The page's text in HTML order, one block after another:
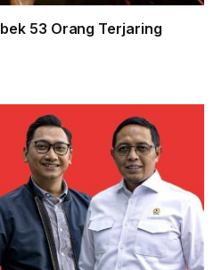
53 Orang Terjaring